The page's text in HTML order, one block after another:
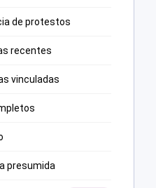
de protestos
recentes
vinculadas
presumida